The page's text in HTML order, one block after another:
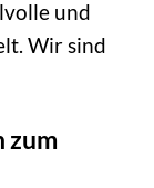
und
Wir sind
zum